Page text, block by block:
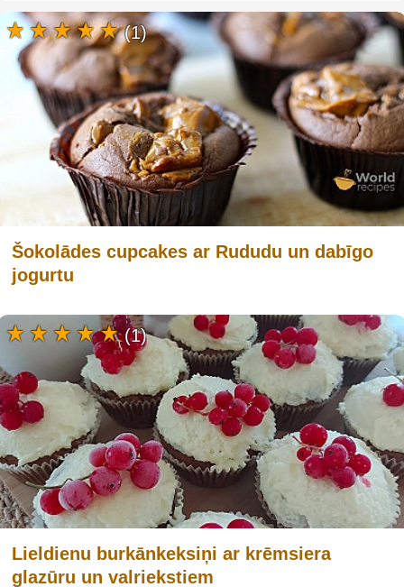
Šokolādes cupcakes ar Rududu un dabīgo
jogurtu
(1)
Lieldienu burkānkeksiņi ar krēmsiera
glazūru un valriekstiem
(1)